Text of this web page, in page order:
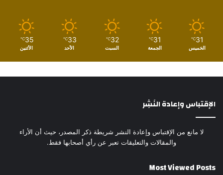
31
℃
الخميس
31
℃
الجمعة
32
℃
السبت
33
℃
الأحد
35
℃
الأثنين
الإقتباس وإعادة النَشِر
لا مانع من الإقتباس وإعادة النشر شريطة ذكر المصدر، حيث أن الأراء
والمقالات والتعليقات تعبر عن رأي أصحابها فقط.
Most Viewed Posts